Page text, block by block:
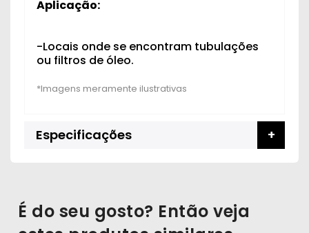
Aplicação:
-Locais onde se encontram tubulações
ou filtros de óleo.
Especificações
É do seu gosto? Então veja